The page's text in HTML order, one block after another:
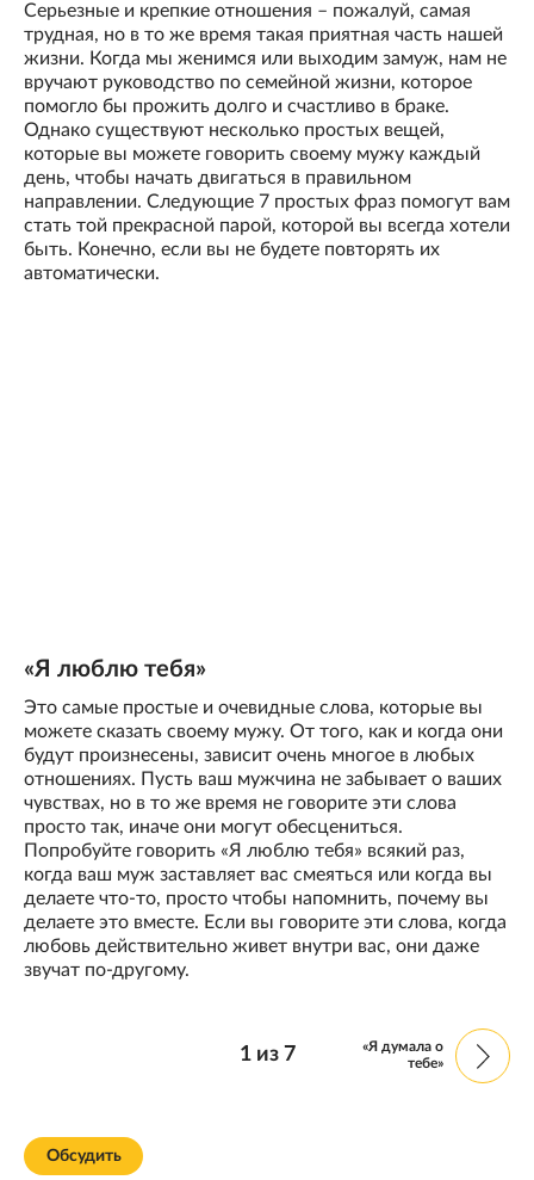
Серьезные и крепкие отношения – пожалуй, самая
трудная, но в то же время такая приятная часть нашей
жизни. Когда мы женимся или выходим замуж, нам не
вручают руководство по семейной жизни, которое
помогло бы прожить долго и счастливо в браке.
Однако существуют несколько простых вещей,
которые вы можете говорить своему мужу каждый
день, чтобы начать двигаться в правильном
направлении. Следующие 7 простых фраз помогут вам
стать той прекрасной парой, которой вы всегда хотели
быть. Конечно, если вы не будете повторять их
автоматически.
«Я люблю тебя»
Это самые простые и очевидные слова, которые вы
можете сказать своему мужу. От того, как и когда они
будут произнесены, зависит очень многое в любых
отношениях. Пусть ваш мужчина не забывает о ваших
чувствах, но в то же время не говорите эти слова
просто так, иначе они могут обесцениться.
Попробуйте говорить «Я люблю тебя» всякий раз,
когда ваш муж заставляет вас смеяться или когда вы
делаете что-то, просто чтобы напомнить, почему вы
делаете это вместе. Если вы говорите эти слова, когда
любовь действительно живет внутри вас, они даже
звучат по-другому.
1из 7
«Я думала о
тебе»
Обсудить